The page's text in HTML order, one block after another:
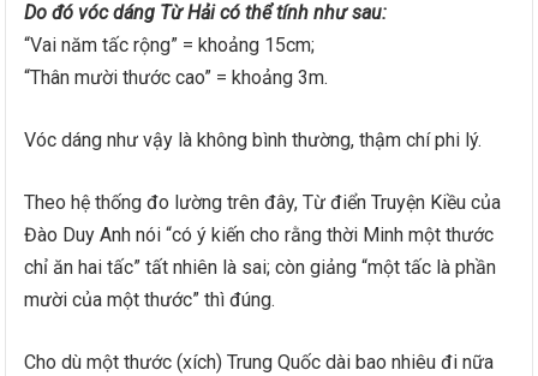
Do đó vóc dáng Từ Hải có thể tính như sau:
“Vai năm tấc rộng” = khoảng 15cm;
“Thân mười thước cao” = khoảng 3m.
Vóc dáng như vậy là không bình thường, thậm chí phi lý.
Theo hệ thống đo lường trên đây, Từ điển Truyện Kiều của
Đào Duy Anh nói “có ý kiến cho rằng thời Minh một thước
chỉ ăn hai tấc” tất nhiên là sai; còn giảng “một tấc là phần
mười của một thước” thì đúng.
Cho dù một thước (xích) Trung Quốc dài bao nhiêu đi nữa